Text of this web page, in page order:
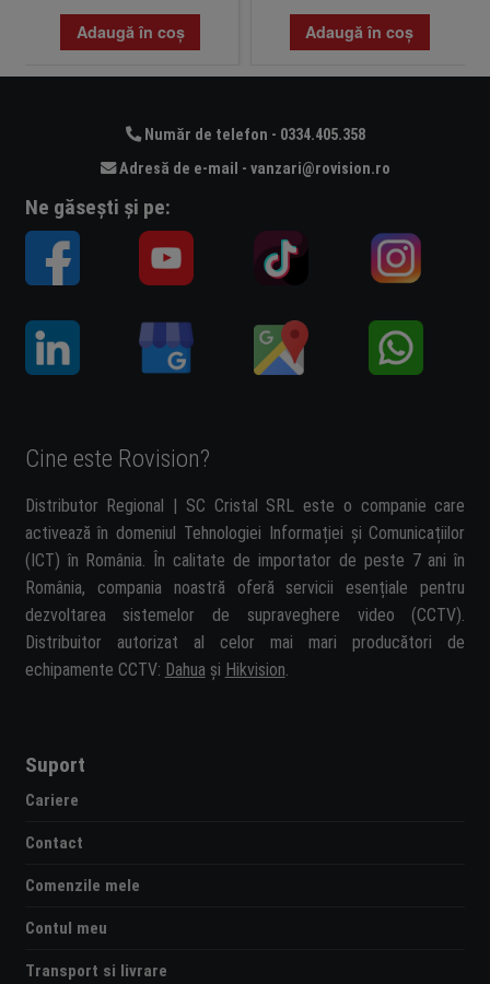
Adaugă în coș Adaugă în coș
Număr de telefon - 0334.405.358
Adresă de e-mail - vanzari@rovision.ro
Ne găsești și pe:
Cine este Rovision?
Distributor Regional | SC Cristal SRL este o companie care
activează în domeniul Tehnologiei Informației și Comunicațiilor
(ICT) în România. În calitate de importator de peste 7 ani în
România, compania noastră oferă servicii esențiale pentru
dezvoltarea sistemelor de supraveghere video (CCTV).
Distribuitor autorizat al celor mai mari producători de
echipamente CCTV: Dahua și Hikvision.
Suport
Cariere
Contact
Comenzile mele
Contul meu
Transport si livrare